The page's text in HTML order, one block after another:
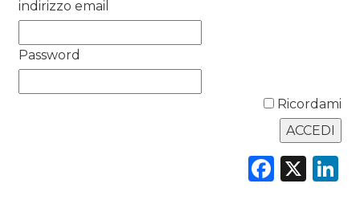
indirizzo email
Password
Ricordami
X